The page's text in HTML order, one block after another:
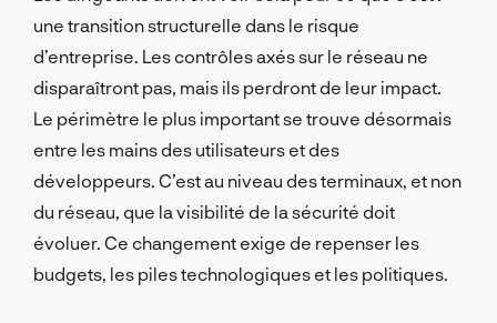
une transition structurelle dans le risque
d’entreprise. Les contrôles axés sur le réseau ne
disparaîtront pas, mais ils perdront de leur impact.
Le périmètre le plus important se trouve désormais
entre les mains des utilisateurs et des
développeurs. C’est au niveau des terminaux, et non
du réseau, que la visibilité de la sécurité doit
évoluer. Ce changement exige de repenser les
budgets, les piles technologiques et les politiques.